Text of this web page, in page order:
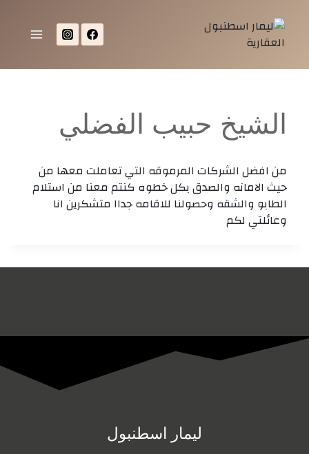
الشيخ حبيب الفضلي
من افضل الشركات المرموقه التي تعاملت معها من
حيث الامانه والصدق بكل خطوه كنتم معنا من استلام
الطابو والشقه وحصولنا للاقامه جداا متشكرين انا
وعائلتي لكم
ليمار اسطنبول